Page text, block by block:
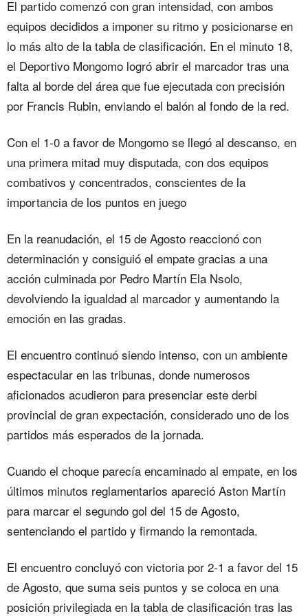
El partido comenzó con gran intensidad, con ambos
equipos decididos a imponer su ritmo y posicionarse en
lo más alto de la tabla de clasificación. En el minuto 18,
el Deportivo Mongomo logró abrir el marcador tras una
falta al borde del área que fue ejecutada con precisión
por Francis Rubin, enviando el balón al fondo de la red.
Con el 1-0 a favor de Mongomo se llegó al descanso, en
una primera mitad muy disputada, con dos equipos
combativos y concentrados, conscientes de la
importancia de los puntos en juego
En la reanudación, el 15 de Agosto reaccionó con
determinación y consiguió el empate gracias a una
acción culminada por Pedro Martín Ela Nsolo,
devolviendo la igualdad al marcador y aumentando la
emoción en las gradas.
El encuentro continuó siendo intenso, con un ambiente
espectacular en las tribunas, donde numerosos
aficionados acudieron para presenciar este derbi
provincial de gran expectación, considerado uno de los
partidos más esperados de la jornada.
Cuando el choque parecía encaminado al empate, en los
últimos minutos reglamentarios apareció Aston Martín
para marcar el segundo gol del 15 de Agosto,
sentenciando el partido y firmando la remontada.
El encuentro concluyó con victoria por 2-1 a favor del 15
de Agosto, que suma seis puntos y se coloca en una
posición privilegiada en la tabla de clasificación tras las